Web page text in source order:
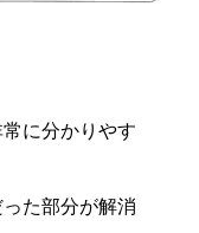
に分かりやす
た部分が解消